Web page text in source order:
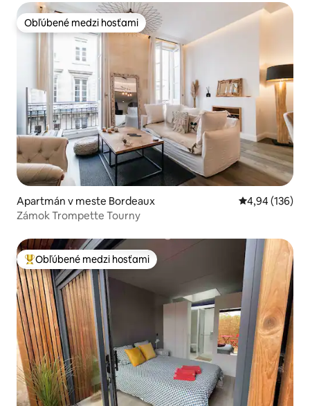
Obľúbené medzi hosťami
Obľúbené medzi hosťami
Apartmán v meste Bordeaux Priemerné
4,94 (136)
Zámok Trompette Tourny
Najobľúbenejšie medzi hosťami
Obľúbené medzi hosťami